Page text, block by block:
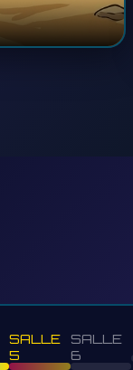
SALLE
5
SALLE
6